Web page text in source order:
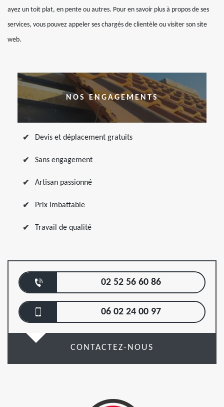
ayez un toit plat, en pente ou autres. Pour en savoir plus à propos de ses
services, vous pouvez appeler ses chargés de clientèle ou visiter son site
web.
NOS ENGAGEMENTS
Devis et déplacement gratuits
Sans engagement
Artisan passionné
Prix imbattable
Travail de qualité
02 52 56 60 86
06 02 24 00 97
CONTACTEZ-NOUS